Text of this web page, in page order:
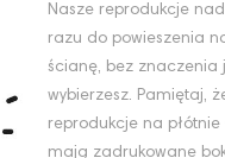
Nasze reprodukcje
razu do powieszenia
ścianę, bez znaczenia
wybierzesz. Pamiętaj,
reprodukcje na płótnie
mają zadrukowane